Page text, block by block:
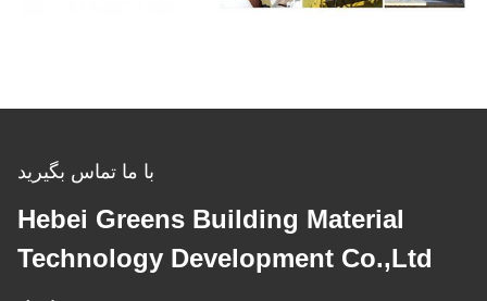
با ما تماس بگیرید
Hebei Greens Building Material
Technology Development Co.,Ltd